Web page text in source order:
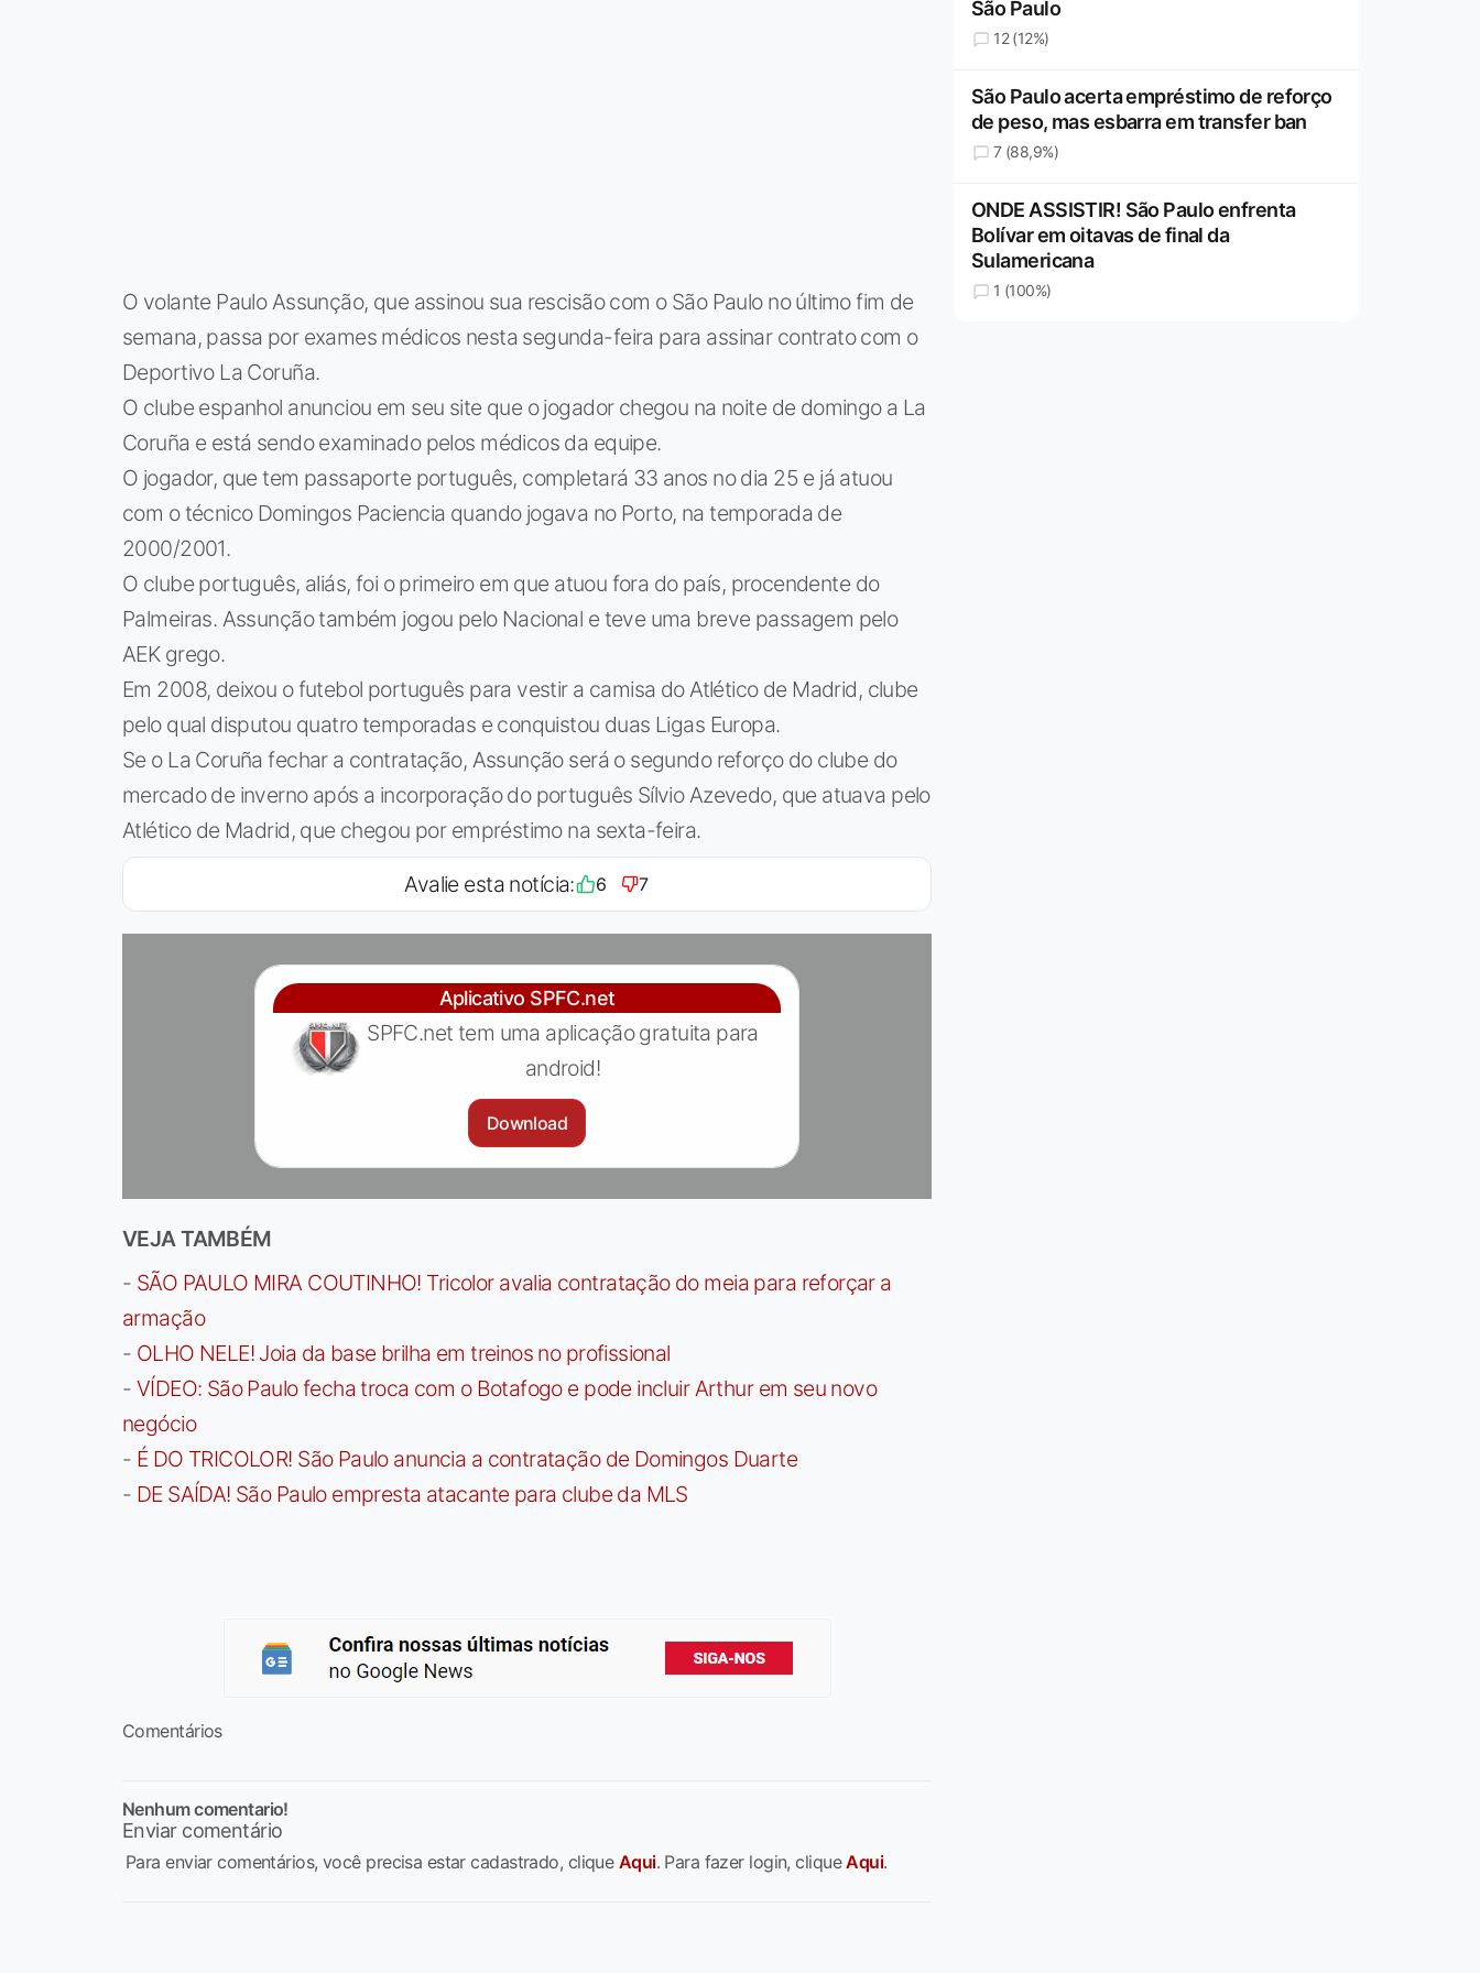
O volante Paulo Assunção, que assinou sua rescisão com o São Paulo no último fim de
semana, passa por exames médicos nesta segunda-feira para assinar contrato com o
Deportivo La Coruña.
O clube espanhol anunciou em seu site que o jogador chegou na noite de domingo a La
Coruña e está sendo examinado pelos médicos da equipe.
O jogador, que tem passaporte português, completará 33 anos no dia 25 e já atuou
com o técnico Domingos Paciencia quando jogava no Porto, na temporada de
2000/2001.
O clube português, aliás, foi o primeiro em que atuou fora do país, procendente do
Palmeiras. Assunção também jogou pelo Nacional e teve uma breve passagem pelo
AEK grego.
Em 2008, deixou o futebol português para vestir a camisa do Atlético de Madrid, clube
pelo qual disputou quatro temporadas e conquistou duas Ligas Europa.
Se o La Coruña fechar a contratação, Assunção será o segundo reforço do clube do
mercado de inverno após a incorporação do português Sílvio Azevedo, que atuava pelo
Atlético de Madrid, que chegou por empréstimo na sexta-feira.
Avalie esta notícia: 6 7
Aplicativo SPFC.net
SPFC.net tem uma aplicação gratuita para
android!
Download
VEJA TAMBÉM
- SÃO PAULO MIRA COUTINHO! Tricolor avalia contratação do meia para reforçar a
armação
- OLHO NELE! Joia da base brilha em treinos no profissional
- VÍDEO: São Paulo fecha troca com o Botafogo e pode incluir Arthur em seu novo
negócio
- É DO TRICOLOR! São Paulo anuncia a contratação de Domingos Duarte
- DE SAÍDA! São Paulo empresta atacante para clube da MLS
Comentários
Nenhum comentario!
Enviar comentário
Para enviar comentários, você precisa estar cadastrado, clique Aqui. Para fazer login, cliqueAqui.
São Paulo
12 (12%)
São Paulo acerta empréstimo de reforço
de peso, mas esbarra em transfer ban
7 (88,9%)
ONDE ASSISTIR! São Paulo enfrenta
Bolívar em oitavas de final da
Sulamericana
1 (100%)